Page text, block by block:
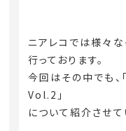
ニアレコでは様々
行っております。
今回はその中でも
Vol.2」
について紹介させて